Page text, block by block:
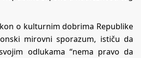
o kulturnim dobrima Republike
mirovni sporazum, ističu da
odlukama “nema pravo da